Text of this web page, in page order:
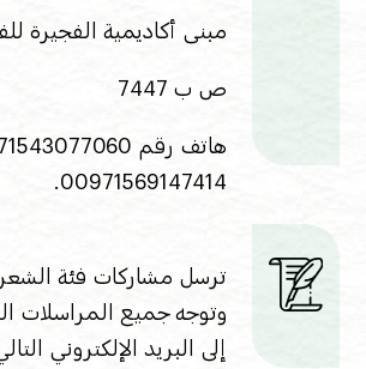
مبنى أكاديمية الفجيرة
ص ب 7447
00971569147414.
ترسل مشاركات فئة الشعر
وتوجه جميع المراسلات
إلى البريد الإلكتروني